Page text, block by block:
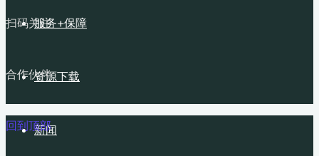
服务+保障
资源下载
新闻
扫码关注
合作伙伴
回到顶部